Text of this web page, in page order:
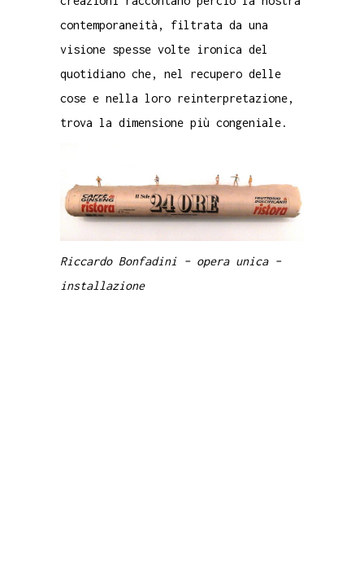
contemporaneità, filtrata da una
visione spesse volte ironica del
quotidiano che, nel recupero delle
cose e nella loro reinterpretazione,
trova la dimensione più congeniale.
Riccardo Bonfadini – opera unica –
installazione